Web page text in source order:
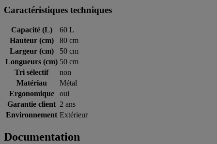
Caractéristiques techniques
Capacité (L)
60 L
Hauteur (cm)
80 cm
Largeur (cm)
50 cm
Longueurs (cm) 50 cm
Tri sélectif
non
Matériau
Métal
Ergonomique
oui
Garantie client 2 ans
Environnement Extérieur
Documentation